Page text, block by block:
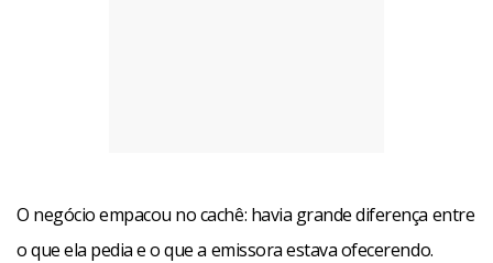
O negócio empacou no cachê: havia grande diferença entre
o que ela pedia e o que a emissora estava ofecerendo.